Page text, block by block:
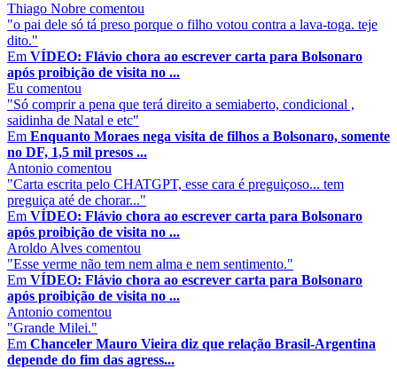
Thiago Nobre comentou
"o pai dele só tá preso porque o filho votou contra a lava-toga. teje
dito."
Em VÍDEO: Flávio chora ao escrever carta para Bolsonaro
após proibição de visita no ...
Eu comentou
"Só comprir a pena que terá direito a semiaberto, condicional ,
saidinha de Natal e etc"
Em Enquanto Moraes nega visita de filhos a Bolsonaro, somente
no DF, 1,5 mil presos ...
Antonio comentou
"Carta escrita pelo CHATGPT, esse cara é preguiçoso... tem
preguiça até de chorar..."
Em VÍDEO: Flávio chora ao escrever carta para Bolsonaro
após proibição de visita no ...
Aroldo Alves comentou
"Esse verme não tem nem alma e nem sentimento."
Em VÍDEO: Flávio chora ao escrever carta para Bolsonaro
após proibição de visita no ...
Antonio comentou
"Grande Milei."
Em Chanceler Mauro Vieira diz que relação Brasil-Argentina
depende do fim das agress...